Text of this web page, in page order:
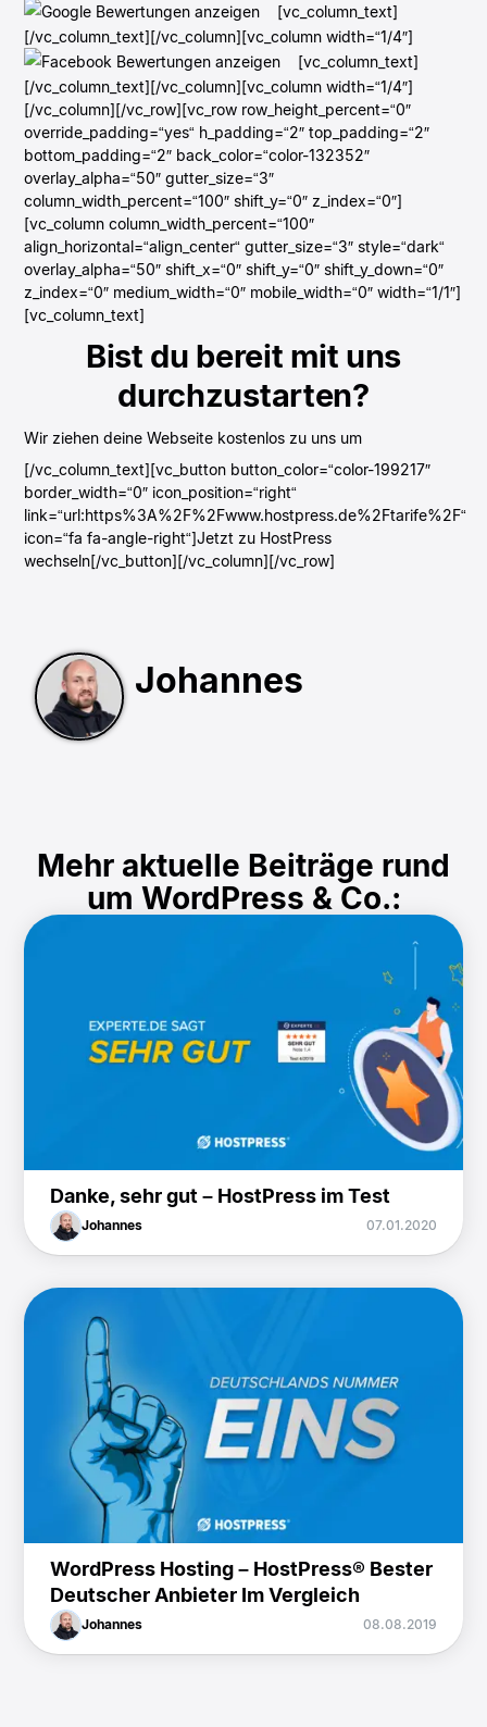
[vc_column_text]
[/vc_column_text][/vc_column][vc_column width=“1/4″]
[vc_column_text]
[/vc_column_text][/vc_column][vc_column width=“1/4″]
[/vc_column][/vc_row][vc_row row_height_percent=“0″
override_padding=“yes“ h_padding=“2″ top_padding=“2″
bottom_padding=“2″ back_color=“color-132352″
overlay_alpha=“50″ gutter_size=“3″
column_width_percent=“100″ shift_y=“0″ z_index=“0″]
[vc_column column_width_percent=“100″
align_horizontal=“align_center“ gutter_size=“3″ style=“dark“
overlay_alpha=“50″ shift_x=“0″ shift_y=“0″ shift_y_down=“0″
z_index=“0″ medium_width=“0″ mobile_width=“0″ width=“1/1″]
[vc_column_text]
Bist du bereit mit uns
durchzustarten?
Wir ziehen deine Webseite kostenlos zu uns um
[/vc_column_text][vc_button button_color=“color-199217″
border_width=“0″ icon_position=“right“
link=“url:https%3A%2F%2Fwww.hostpress.de%2Ftarife%2F“
icon=“fa fa-angle-right“]Jetzt zu HostPress
wechseln[/vc_button][/vc_column][/vc_row]
Johannes
Mehr aktuelle Beiträge rund
um WordPress & Co.:
Danke, sehr gut – HostPress im Test
Johannes 07.01.2020
WordPress Hosting – HostPress® Bester
Deutscher Anbieter Im Vergleich
Johannes 08.08.2019